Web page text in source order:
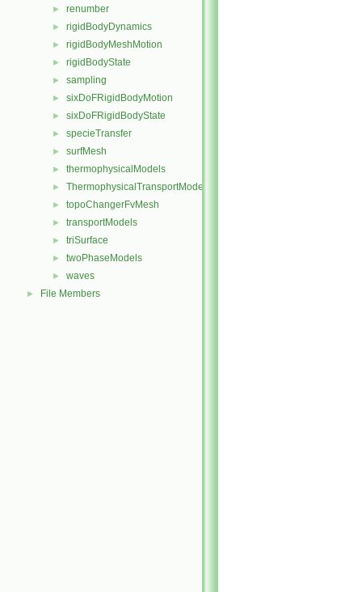
► renumber
► rigidBodyDynamics
► rigidBodyMeshMotion
► rigidBodyState
► sampling
► sixDoFRigidBodyMotion
► sixDoFRigidBodyState
► specieTransfer
► surfMesh
► thermophysicalModels
► ThermophysicalTransportModels
► topoChangerFvMesh
► transportModels
► triSurface
► twoPhaseModels
► waves
► File Members